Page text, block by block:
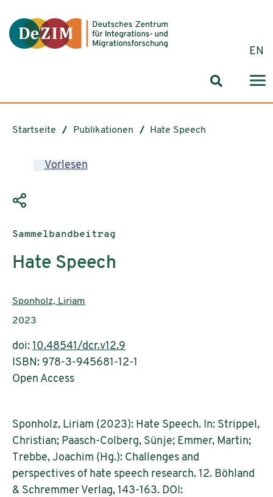
EN
Startseite Publikationen Hate Speech
Vorlesen
Publikationstyp:
Sammelbandbeitrag
Hate Speech
AutorInnen:
Sponholz, Liriam
Publikationsjahr:
2023
doi: 10.48541/dcr.v12.9
ISBN: 978-3-945681-12-1
Open Access
Sponholz, Liriam (2023): Hate Speech. In: Strippel,
Christian; Paasch-Colberg, Sünje; Emmer, Martin;
Trebbe, Joachim (Hg.): Challenges and
perspectives of hate speech research. 12. Böhland
& Schremmer Verlag, 143-163. DOI: